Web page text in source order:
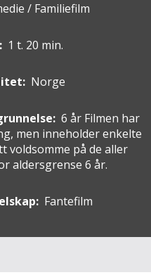
/ Familiefilm
1 t. 20 min.
Norge
6 år Filmen har
men inneholder enkelte
voldsomme på de aller
aldersgrense 6 år.
Fantefilm